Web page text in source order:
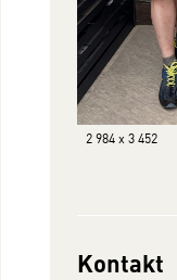
2 984 x 3 452
Kontakt